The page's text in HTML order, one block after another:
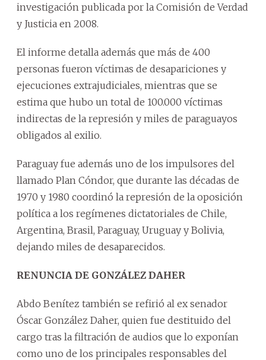
investigación publicada por la Comisión de Verdad
y Justicia en 2008.
El informe detalla además que más de 400
personas fueron víctimas de desapariciones y
ejecuciones extrajudiciales, mientras que se
estima que hubo un total de 100.000 víctimas
indirectas de la represión y miles de paraguayos
obligados al exilio.
Paraguay fue además uno de los impulsores del
llamado Plan Cóndor, que durante las décadas de
1970 y 1980 coordinó la represión de la oposición
política a los regímenes dictatoriales de Chile,
Argentina, Brasil, Paraguay, Uruguay y Bolivia,
dejando miles de desaparecidos.
RENUNCIA DE GONZÁLEZ DAHER
Abdo Benítez también se refirió al ex senador
Óscar González Daher, quien fue destituido del
cargo tras la filtración de audios que lo exponían
como uno de los principales responsables del